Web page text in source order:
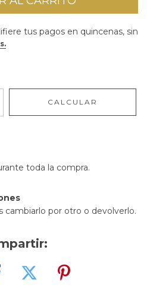
CALCULAR
toda la compra.
cambiarlo por otro o devolverlo.